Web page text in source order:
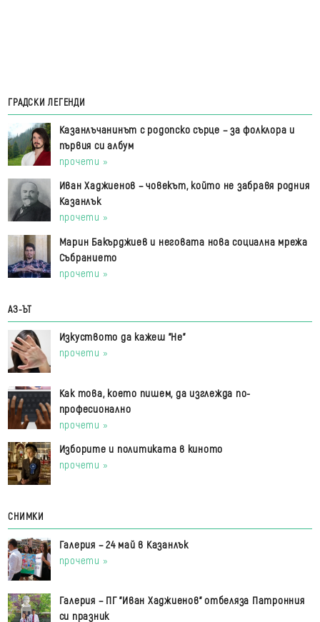
ГРАДСКИ ЛЕГЕНДИ
Казанлъчанинът с родопско сърце – за фолклора и
първия си албум
прочети »
Иван Хаджиенов – човекът, който не забравя родния
Казанлък
прочети »
Марин Бакърджиев и неговата нова социална мрежа
Събранието
прочети »
АЗ-ЪТ
Изкуството да кажеш "Не"
прочети »
Как това, което пишем, да изглежда по-
професионално
прочети »
Изборите и политиката в киното
прочети »
СНИМКИ
Галерия – 24 май в Казанлък
прочети »
Галерия – ПГ "Иван Хаджиенов" отбеляза Патронния
си празник